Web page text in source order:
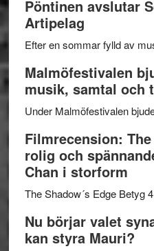
Pöntinen avslutar
Artipelag
Efter en sommar fylld av
Malmöfestivalen
musik, samtal och
Under Malmöfestivalen
Filmrecension:
rolig och
Chan i storform
The Shadow´s Edge Betyg
Nu börjar valet
kan styra Mauri?